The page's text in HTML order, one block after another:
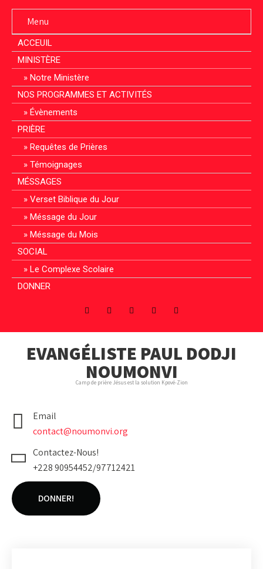
Menu
ACCEUIL
MINISTÈRE
Notre Ministère
NOS PROGRAMMES ET ACTIVITÉS
Évènements
PRIÈRE
Requêtes de Prières
Témoignages
MÉSSAGES
Verset Biblique du Jour
Méssage du Jour
Méssage du Mois
SOCIAL
Le Complexe Scolaire
DONNER
EVANGÉLISTE PAUL DODJI
NOUMONVI
Camp de prière Jésus est la solution Kpové-Zion
Email
contact@noumonvi.org
Contactez-Nous!
+228 90954452/97712421
DONNER!